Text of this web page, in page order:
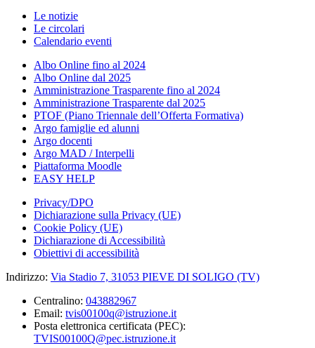
Le notizie
Le circolari
Calendario eventi
Albo Online fino al 2024
Albo Online dal 2025
Amministrazione Trasparente fino al 2024
Amministrazione Trasparente dal 2025
PTOF (Piano Triennale dell’Offerta Formativa)
Argo famiglie ed alunni
Argo docenti
Argo MAD / Interpelli
Piattaforma Moodle
EASY HELP
Privacy/DPO
Dichiarazione sulla Privacy (UE)
Cookie Policy (UE)
Dichiarazione di Accessibilità
Obiettivi di accessibilità
Indirizzo: Via Stadio 7, 31053 PIEVE DI SOLIGO (TV)
Centralino: 043882967
Email: tvis00100q@istruzione.it
Posta elettronica certificata (PEC):
TVIS00100Q@pec.istruzione.it